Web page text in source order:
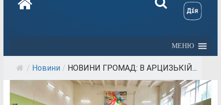
МЕНЮ
/ Новини / НОВИНИ ГРОМАД: В АРЦИЗЬКІЙ...